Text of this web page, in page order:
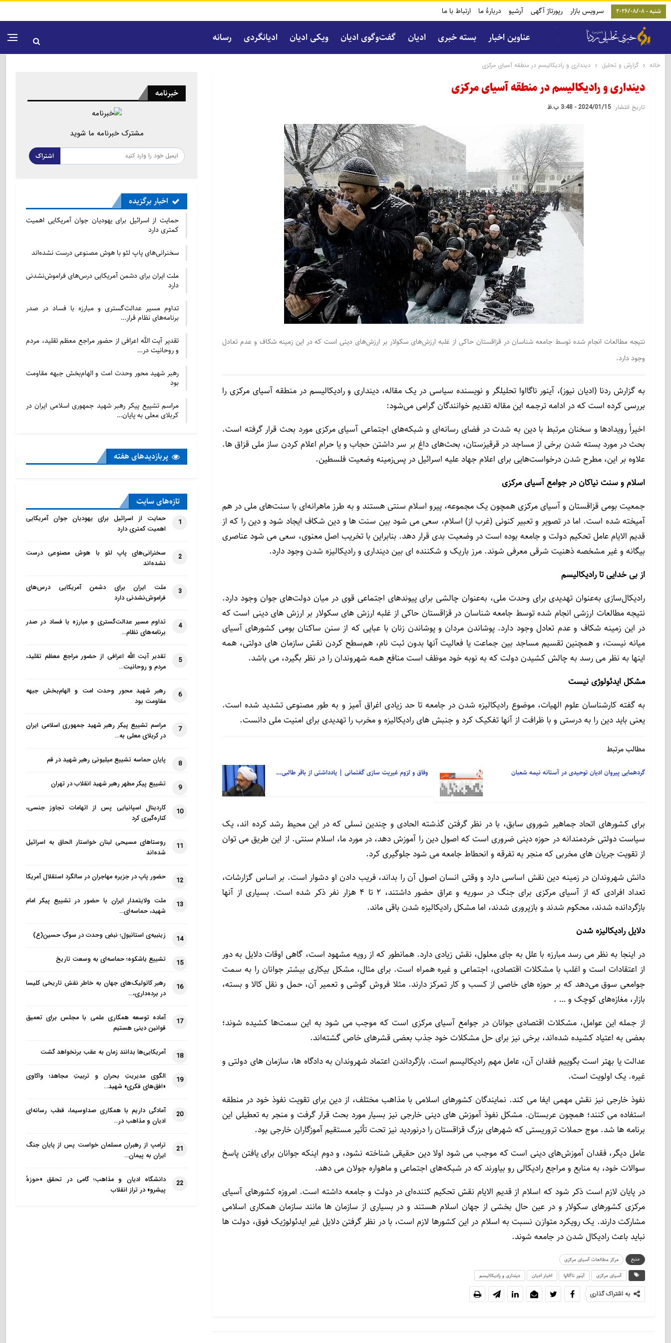
شنبه - 2026/08/08 سرویس بازار رپورتاژ آگهی آرشیو دربارۀ ما ارتباط با ما
عناوین اخبار بسته خبری ادیان گفت‌و‌گوی ادیان ویکی ادیان ادیانگردی رسانه
خانه گزارش و تحلیل دینداری و رادیکالیسم در منطقه آسیای مرکزی
دینداری و رادیکالیسم در منطقه آسیای مرکزی
تاریخ انتشار: 2024/01/15 - 3:48 ب.ظ
نتیجه مطالعات انجام شده توسط جامعه شناسان در قزاقستان حاکی از غلبه ارزش‌های سکولار بر ارزش‌های دینی است که در این زمینه شکاف و عدم تعادل
وجود دارد.
به گزارش ردنا (ادیان نیوز)، آینور ناگااوا تحلیلگر و نویسنده سیاسی در یک مقاله، دینداری و رادیکالیسم در منطقه آسیای مرکزی را
بررسی کرده است که در ادامه ترجمه این مقاله تقدیم خوانندگان گرامی می‌شود:
اخیراً رویدادها و سخنان مرتبط با دین به شدت در فضای رسانه‌ای و شبکه‌های اجتماعی آسیای مرکزی مورد بحث قرار گرفته است.
بحث در مورد بسته شدن برخی از مساجد در قرقیزستان، بحث‌های داغ بر سر داشتن حجاب و یا حرام اعلام کردن ساز ملی قزاق ها.
علاوه بر این، مطرح شدن درخواست‌هایی برای اعلام جهاد علیه اسرائیل در پس‌زمینه وضعیت فلسطین.
اسلام و سنت نیاکان در جوامع آسیای مرکزی
جمعیت بومی قزاقستان و آسیای مرکزی همچون یک مجموعه، پیرو اسلام سنتی هستند و به طرز ماهرانه‌ای با سنت‌های ملی در هم
آمیخته شده است. اما در تصویر و تعبیر کنونی (غرب از) اسلام، سعی می شود بین سنت ها و دین شکاف ایجاد شود و دین را که از
قدیم الایام عامل تحکیم دولت و جامعه بوده است در وضعیت بدی قرار دهد. بنابراین با تخریب اصل معنوی، سعی می شود عناصری
بیگانه و غیر مشخصه ذهنیت شرقی معرفی شوند. مرز باریک و شکننده ای بین دینداری و رادیکالیزه شدن وجود دارد.
از بی خدایی تا رادیکالیسم
رادیکال‌سازی به‌عنوان تهدیدی برای وحدت ملی، به‌عنوان چالشی برای پیوندهای اجتماعی قوی در میان دولت‌های جوان وجود دارد.
نتیجه مطالعات ارزشی انجام شده توسط جامعه شناسان در قزاقستان حاکی از غلبه ارزش های سکولار بر ارزش های دینی است که
در این زمینه شکاف و عدم تعادل وجود دارد. پوشاندن مردان و پوشاندن زنان با عبایی که از سنن ساکنان بومی کشورهای آسیای
میانه نیست، و همچنین تقسیم مساجد بین جماعت یا فعالیت آنها بدون ثبت نام، هم‌سطح کردن نقش سازمان های دولتی، همه
اینها به نظر می رسد به چالش کشیدن دولت که به نوبه خود موظف است منافع همه شهروندان را در نظر بگیرد، می باشد.
مشکل ایدئولوژی نیست
به گفته کارشناسان علوم الهیات، موضوع رادیکالیزه شدن در جامعه تا حد زیادی اغراق آمیز و به طور مصنوعی تشدید شده است.
یعنی باید دین را به درستی و با ظرافت از آنها تفکیک کرد و جنبش های رادیکالیزه و مخرب را تهدیدی برای امنیت ملی دانست.
مطالب مرتبط
گردهمایی پیروان ادیان توحیدی در آستانه نیمه شعبان وفاق و لزوم غیریت سازی گفتمانی | یادداشتی از باقر طالبی…
برای کشورهای اتحاد جماهیر شوروی سابق، با در نظر گرفتن گذشته الحادی و چندین نسلی که در این محیط رشد کرده اند، یک
سیاست دولتی خردمندانه در حوزه دینی ضروری است که اصول دین را آموزش دهد، در مورد ما، اسلام سنتی. از این طریق می توان
از تقویت جریان های مخربی که منجر به تفرقه و انحطاط جامعه می شود جلوگیری کرد.
دانش شهروندان در زمینه دین نقش اساسی دارد و وقتی انسان اصول آن را بداند، فریب دادن او دشوار است. بر اساس گزارشات،
تعداد افرادی که از آسیای مرکزی برای جنگ در سوریه و عراق حضور داشتند، ۲ تا ۴ هزار نفر ذکر شده است. بسیاری از آنها
بازگردانده شدند، محکوم شدند و بازپروری شدند، اما مشکل رادیکالیزه شدن باقی ماند.
دلایل رادیکالیزه شدن
در اینجا به نظر می رسد مبارزه با علل به جای معلول، نقش زیادی دارد. همانطور که از رویه مشهود است، گاهی اوقات دلایل به دور
از اعتقادات است و اغلب با مشکلات اقتصادی، اجتماعی و غیره همراه است. برای مثال، مشکل بیکاری بیشتر جوانان را به سمت
جوامعی سوق می‌دهد که بر حوزه های خاصی از کسب و کار تمرکز دارند. مثلا فروش گوشی و تعمیر آن، حمل و نقل کالا و بسته،
بازار، مغازه‌های کوچک و … .
از جمله این عوامل، مشکلات اقتصادی جوانان در جوامع آسیای مرکزی است که موجب می شود به این سمت‌ها کشیده شوند؛
بعضی به اعتياد کشیده شده‌اند، برخی نیز برای حل مشکلات خود جذب بعضی قشرهای خاص گشته‌اند.
عدالت یا بهتر است بگوییم فقدان آن، عامل مهم رادیکالیسم است. بازگرداندن اعتماد شهروندان به دادگاه ها، سازمان های دولتی و
غیره. یک اولویت است.
نفوذ خارجی نیز نقش مهمی ایفا می کند. نمایندگان کشورهای اسلامی با مذاهب مختلف، از دین برای تقویت نفوذ خود در منطقه
استفاده می کنند؛ همچون عربستان. مشکل نفوذ آموزش های دینی خارجی نیز بسیار مورد بحث قرار گرفت و منجر به تعطیلی این
برنامه ها شد. موج حملات تروریستی که شهرهای بزرگ قزاقستان را درنوردید نیز تحت تأثیر مستقیم آموزگاران خارجی بود.
عامل دیگر، فقدان آموزش‌های دینی است که موجب می شود اولا دین حقیقی شناخته نشود، و دوم اینکه جوانان برای یافتن پاسخ
سوالات خود، به منابع و مراجع رادیکالی رو بیاورند که در شبکه‌های اجتماعی و ماهواره جولان می دهد.
در پایان لازم است ذکر شود که اسلام از قدیم الایام نقش تحکیم کننده‌ای در دولت و جامعه داشته است. امروزه کشورهای آسیای
مرکزی کشورهای سکولار و در عین حال بخشی از جهان اسلام هستند و در بسیاری از سازمان ها مانند سازمان همکاری اسلامی
مشارکت دارند. یک رویکرد متوازن نسبت به اسلام در این کشورها لازم است، با در نظر گرفتن دلایل غیر ایدئولوژیک فوق، دولت ها
نباید باعث رادیکال شدن در جامعه شوند.
منبع
مرکز مطالعات آسیای مرکزی
آسیای مرکزی
آینور ناگااوا اخبار ادیان دینداری و رادیکالیسم
به اشتراک گذاری
خبرنامه
مشترک خبرنامه ما شوید
اشتراک
اخبار برگزیده
حمایت از اسرائیل برای یهودیان جوان آمریکایی اهمیت
کمتری دارد
سخنرانی‌های پاپ لئو با هوش مصنوعی درست نشده‌اند
ملت ایران برای دشمن آمریکایی درس‌های فراموش‌نشدنی
دارد
تداوم مسیر عدالت‌گستری و مبارزه با فساد در صدر
برنامه‌های نظام قرار…
تقدیر آیت الله اعرافی از حضور مراجع معظم تقلید، مردم
و روحانیت در…
رهبر شهید محور وحدت امت و الهام‌بخش جبهه مقاومت
بود
مراسم تشییع پیکر رهبر شهید جمهوری اسلامی ایران در
کربلای معلی به پایان…
پربازدید‌های هفته
تازه‌‌های سایت
1
حمایت از اسرائیل برای یهودیان جوان آمریکایی
اهمیت کمتری دارد
2
سخنرانی‌های پاپ لئو با هوش مصنوعی درست
نشده‌اند
3
ملت ایران برای دشمن آمریکایی درس‌های
فراموش‌نشدنی دارد
4
تداوم مسیر عدالت‌گستری و مبارزه با فساد در صدر
برنامه‌های نظام…
5
تقدیر آیت الله اعرافی از حضور مراجع معظم تقلید،
مردم و روحانیت…
6
رهبر شهید محور وحدت امت و الهام‌بخش جبهه
مقاومت بود
7
مراسم تشییع پیکر رهبر شهید جمهوری اسلامی ایران
در کربلای معلی به…
8 پایان حماسه تشییع میلیونی رهبر شهید در قم
9 تشییع پیکر مطهر رهبر شهید انقلاب در تهران
10
کاردینال اسپانیایی پس از اتهامات تجاوز جنسی،
کناره‌گیری کرد
11
روستاهای مسیحی لبنان خواستار الحاق به اسرائیل
شده‌اند
12 حضور پاپ در جزیره مهاجران در سالگرد استقلال آمریکا
13
ملت ولایتمدار ایران با حضور در تشییع پیکر امام
شهید، حماسه‌ای…
14 زینبیه‌ی استانبول؛ نبضِ وحدت در سوگِ حسین(ع)
15 تشییع باشکوه؛ حماسه‌ای به وسعت تاریخ
16
رهبر کاتولیک‌های جهان به خاطر نقش تاریخی کلیسا
در برده‌داری،…
17
آماده توسعه همکاری علمی با مجلس برای تعمیق
قوانین دینی هستیم
18 آمریکایی‌ها بدانند زمان به عقب برنخواهد گشت
19
الگوی مدیریتِ بحران و تربیتِ مجاهد؛ واکاوی
«افق‌های فکری» شهید…
20
آمادگی داریم با همکاری صداوسیما، قطب رسانه‌ای
ادیان و مذاهب در…
21
ترامپ از رهبران مسلمان خواست پس از پایان جنگ
ایران به پیمان…
22
دانشگاه ادیان و مذاهب؛ گامی در تحقق «حوزهٔ
پیشرو» در تراز انقلاب